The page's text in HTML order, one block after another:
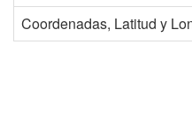
Coordenadas, Latitud y